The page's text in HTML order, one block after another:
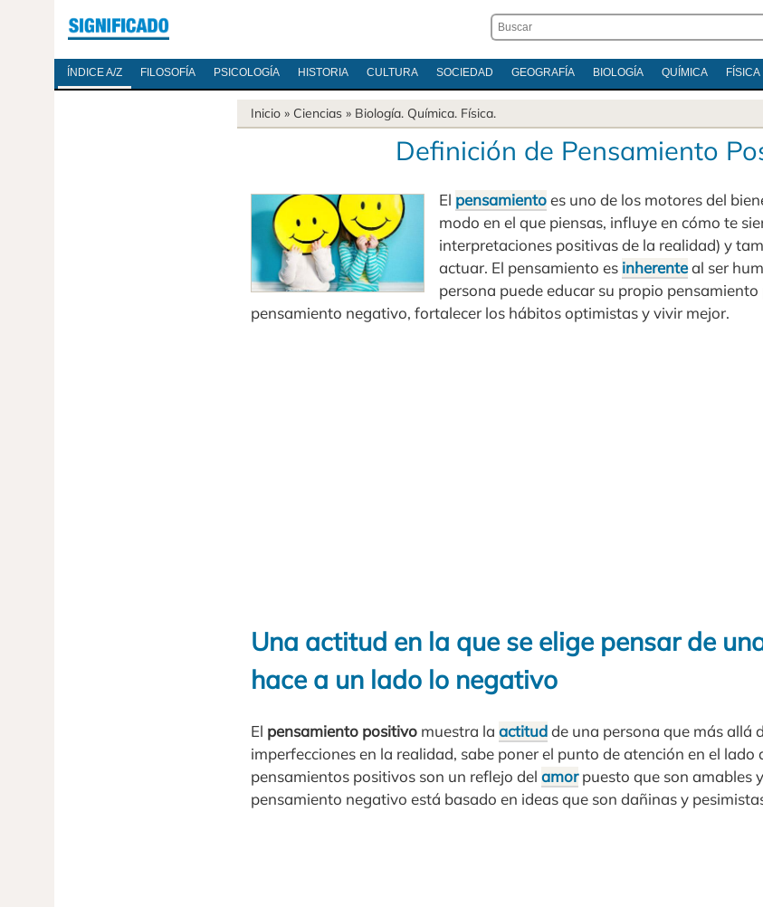
ÍNDICE A/Z FILOSOFÍA PSICOLOGÍA HISTORIA CULTURA SOCIEDAD GEOGRAFÍA BIOLOGÍA QUÍMICA FÍSICA
Inicio » Ciencias » Biología. Química. Física.
Definición de Pensamiento
El pensamientoes uno de los motores del
modo en el que piensas, influye en cómo te
interpretaciones positivas de la realidad) y
actuar. El pensamiento es inherenteal ser
persona puede educar su propio
pensamiento negativo, fortalecer los hábitos optimistas y vivir mejor.
Una actitud en la que se elige pensar de
hace a un lado lo negativo
El pensamiento positivo muestra la actitudde una persona que más allá
imperfecciones en la realidad, sabe poner el punto de atención en el lado
pensamientos positivos son un reflejo del amorpuesto que son amables
pensamiento negativo está basado en ideas que son dañinas y